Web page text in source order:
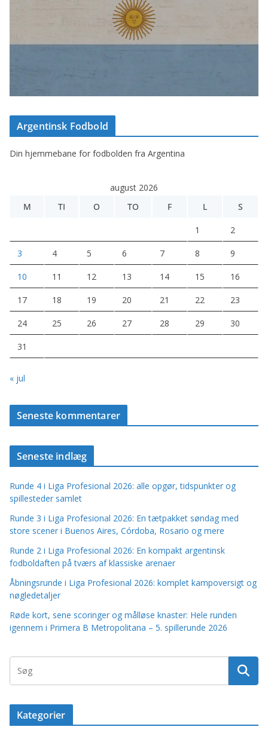
Argentinsk Fodbold
Din hjemmebane for fodbolden fra Argentina
august 2026
M
TI O TO F L S
1 2
3 4 5 6 7 8 9
10 11 12 13 14 15 16
17 18 19 20 21 22 23
24 25 26 27 28 29 30
31
« jul
Seneste kommentarer
Seneste indlæg
Runde 4 i Liga Profesional 2026: alle opgør, tidspunkter og
spillesteder samlet
Runde 3 i Liga Profesional 2026: En tætpakket søndag med
store scener i Buenos Aires, Córdoba, Rosario og mere
Runde 2 i Liga Profesional 2026: En kompakt argentinsk
fodboldaften på tværs af klassiske arenaer
Åbningsrunde i Liga Profesional 2026: komplet kampoversigt og
nøgledetaljer
Røde kort, sene scoringer og målløse knaster: Hele runden
igennem i Primera B Metropolitana – 5. spillerunde 2026
Kategorier